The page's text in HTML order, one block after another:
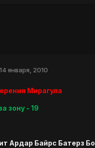
14 января, 2010
Мирагула
зону - 19
Ардар Байрс Батерз